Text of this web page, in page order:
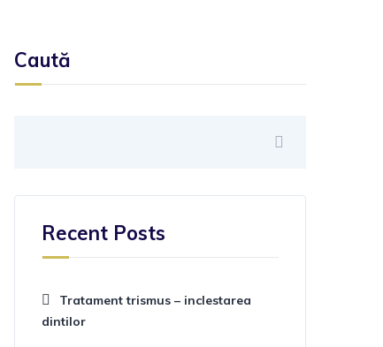
Caută
Recent Posts
Tratament trismus – inclestarea
dintilor